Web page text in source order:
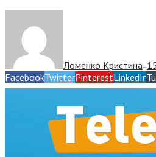
Ломенко Кристина—
FacebookTwitterPinterestLinkedIn